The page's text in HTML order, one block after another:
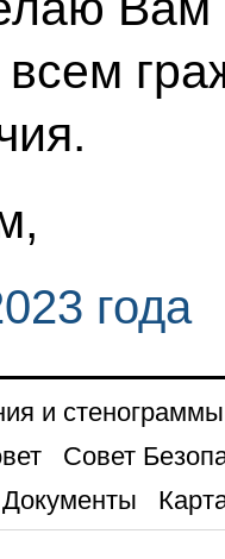
всем
года
и стенограммы
Совет
Документы